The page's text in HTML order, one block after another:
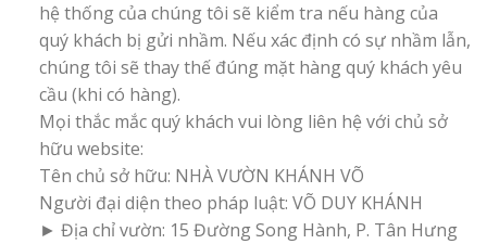
hệ thống của chúng tôi sẽ kiểm tra nếu hàng của
quý khách bị gửi nhầm. Nếu xác định có sự nhầm lẫn,
chúng tôi sẽ thay thế đúng mặt hàng quý khách yêu
cầu (khi có hàng).
Mọi thắc mắc quý khách vui lòng liên hệ với chủ sở
hữu website:
Tên chủ sở hữu: NHÀ VƯỜN KHÁNH VÕ
Người đại diện theo pháp luật: VÕ DUY KHÁNH
► Địa chỉ vườn: 15 Đường Song Hành, P. Tân Hưng